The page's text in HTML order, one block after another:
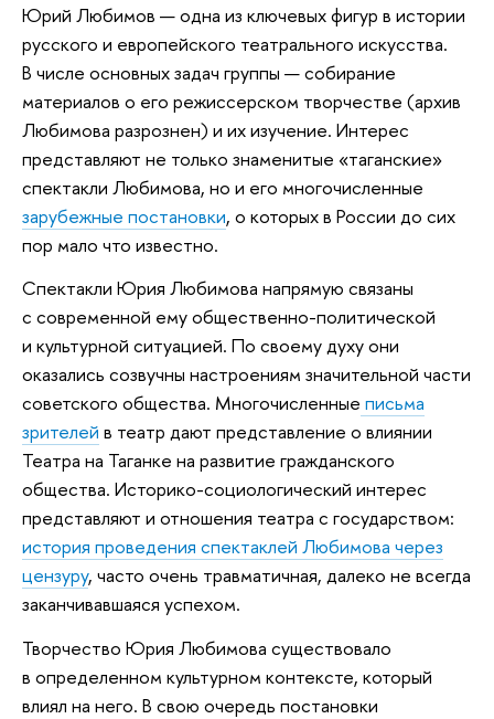
Юрий Любимов — одна из ключевых фигур в истории
русского и европейского театрального искусства.
В числе основных задач группы — собирание
материалов о его режиссерском творчестве (архив
Любимова разрознен) и их изучение. Интерес
представляют не только знаменитые «таганские»
спектакли Любимова, но и его многочисленные
зарубежные постановки, о которых в России до сих
пор мало что известно.
Спектакли Юрия Любимова напрямую связаны
с современной ему общественно-политической
и культурной ситуацией. По своему духу они
оказались созвучны настроениям значительной части
советского общества. Многочисленные письма
зрителей в театр дают представление о влиянии
Театра на Таганке на развитие гражданского
общества. Историко-социологический интерес
представляют и отношения театра с государством:
история проведения спектаклей Любимова через
цензуру, часто очень травматичная, далеко не всегда
заканчивавшаяся успехом.
Творчество Юрия Любимова существовало
в определенном культурном контексте, который
влиял на него. В свою очередь постановки